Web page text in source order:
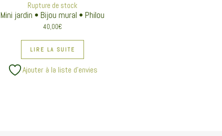
Rupture de stock
Mini jardin • Bijou mural • Philou
40,00€
LIRE LA SUITE
Ajouter à la liste d’envies